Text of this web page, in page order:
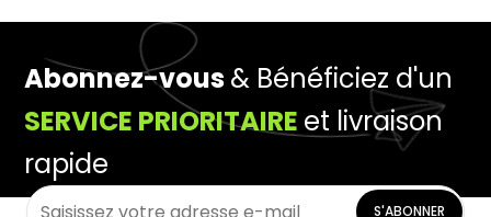
Abonnez-vous& Bénéficiez d'un
SERVICE PRIORITAIRE et livraison
rapide
S'ABONNER